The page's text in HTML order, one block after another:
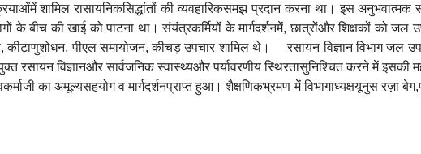
में शामिल रासायनिकसिद्धांतों की व्यवहारिकसमझ प्रदान करना था। इस अनुभवात्मक
के बीच की खाई को पाटना था। संयंत्रकर्मियों के मार्गदर्शनमें,छात्रोंऔर शिक्षकों को जल
,कीटाणुशोधन,पीएल समायोजन,कीचड़ उपचार शामिल थे। रसायन विज्ञान विभाग जल
रसायन विज्ञानऔर सार्वजनिक स्वास्थ्यऔर पर्यावरणीय स्थिरतासुनिश्चित करने में इसकी
जी का अमूल्यसहयोग व मार्गदर्शनप्राप्त हुआ। शैक्षणिकभ्रमण में विभागाध्यक्षयूनुस रज़ा बेग,